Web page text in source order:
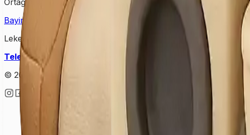
Bayimiz Olun
Bayilik Detayları
Lekesepeti Temizlik Hizmetleri
Telefon: +90 (850) 888 90 50 Mail : info@lekesepeti.com Adres
© 2025 • Lekesepeti